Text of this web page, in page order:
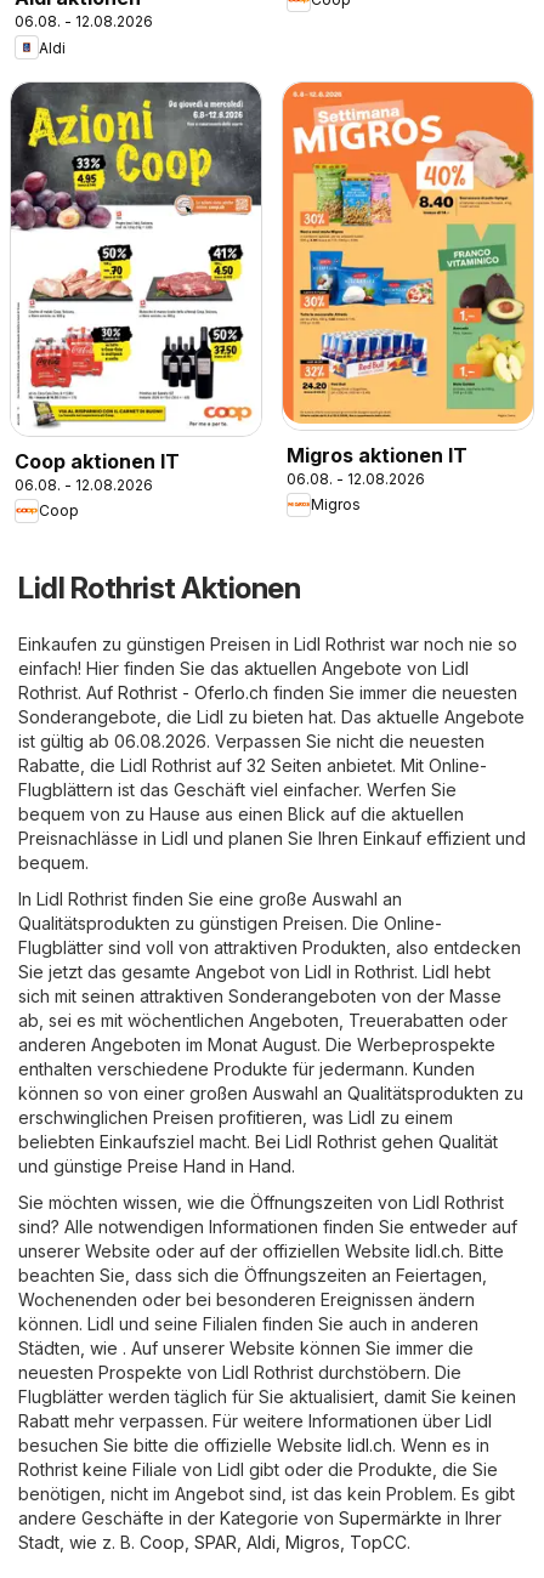
06.08. - 12.08.2026
Aldi
Coop aktionen IT
06.08. - 12.08.2026
Coop
Migros aktionen IT
06.08. - 12.08.2026
Migros
Lidl Rothrist Aktionen
Einkaufen zu günstigen Preisen in Lidl Rothrist war noch nie so
einfach! Hier finden Sie das aktuellen Angebote von Lidl
Rothrist. Auf Rothrist - Oferlo.ch finden Sie immer die neuesten
Sonderangebote, die Lidl zu bieten hat. Das aktuelle Angebote
ist gültig ab 06.08.2026. Verpassen Sie nicht die neuesten
Rabatte, die Lidl Rothrist auf 32 Seiten anbietet. Mit Online-
Flugblättern ist das Geschäft viel einfacher. Werfen Sie
bequem von zu Hause aus einen Blick auf die aktuellen
Preisnachlässe in Lidl und planen Sie Ihren Einkauf effizient und
bequem.
In Lidl Rothrist finden Sie eine große Auswahl an
Qualitätsprodukten zu günstigen Preisen. Die Online-
Flugblätter sind voll von attraktiven Produkten, also entdecken
Sie jetzt das gesamte Angebot von Lidl in Rothrist. Lidl hebt
sich mit seinen attraktiven Sonderangeboten von der Masse
ab, sei es mit wöchentlichen Angeboten, Treuerabatten oder
anderen Angeboten im Monat August. Die Werbeprospekte
enthalten verschiedene Produkte für jedermann. Kunden
können so von einer großen Auswahl an Qualitätsprodukten zu
erschwinglichen Preisen profitieren, was Lidl zu einem
beliebten Einkaufsziel macht. Bei Lidl Rothrist gehen Qualität
und günstige Preise Hand in Hand.
Sie möchten wissen, wie die Öffnungszeiten von Lidl Rothrist
sind? Alle notwendigen Informationen finden Sie entweder auf
unserer Website oder auf der offiziellen Website lidl.ch. Bitte
beachten Sie, dass sich die Öffnungszeiten an Feiertagen,
Wochenenden oder bei besonderen Ereignissen ändern
können. Lidl und seine Filialen finden Sie auch in anderen
Städten, wie . Auf unserer Website können Sie immer die
neuesten Prospekte von Lidl Rothrist durchstöbern. Die
Flugblätter werden täglich für Sie aktualisiert, damit Sie keinen
Rabatt mehr verpassen. Für weitere Informationen über Lidl
besuchen Sie bitte die offizielle Website lidl.ch. Wenn es in
Rothrist keine Filiale von Lidl gibt oder die Produkte, die Sie
benötigen, nicht im Angebot sind, ist das kein Problem. Es gibt
andere Geschäfte in der Kategorie von Supermärkte in Ihrer
Stadt, wie z. B. Coop SPAR Aldi Migros TopCC.